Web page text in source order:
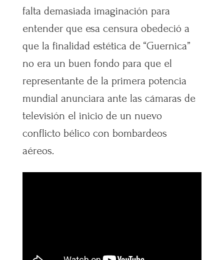
falta demasiada imaginación para
entender que esa censura obedeció a
que la finalidad estética de “Guernica”
no era un buen fondo para que el
representante de la primera potencia
mundial anunciara ante las cámaras de
televisión el inicio de un nuevo
conflicto bélico con bombardeos